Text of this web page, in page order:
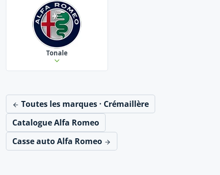
Tonale
Toutes les marques · Crémaillère
Catalogue Alfa Romeo
Casse auto Alfa Romeo